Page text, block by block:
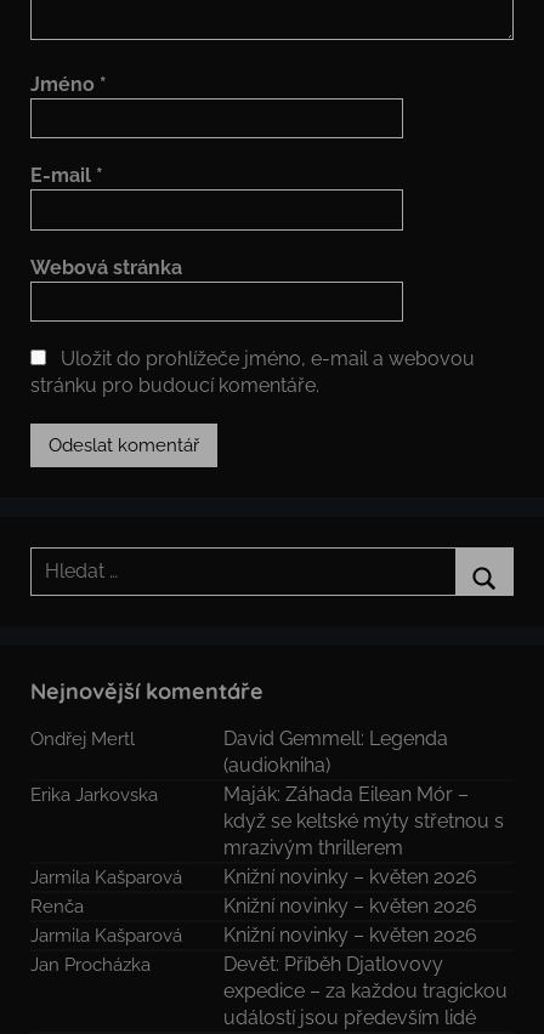
Jméno *
E-mail *
Webová stránka
Uložit do prohlížeče jméno, e-mail a webovou
stránku pro budoucí komentáře.
Hledat:
Nejnovější komentáře
Ondřej Mertl
David Gemmell: Legenda
(audiokniha)
Erika Jarkovska
Maják: Záhada Eilean Mór –
když se keltské mýty střetnou s
mrazivým thrillerem
Jarmila Kašparová Knižní novinky – květen 2026
Renča Knižní novinky – květen 2026
Jarmila Kašparová Knižní novinky – květen 2026
Jan Procházka
Devět: Příběh Djatlovovy
expedice – za každou tragickou
událostí jsou především lidé